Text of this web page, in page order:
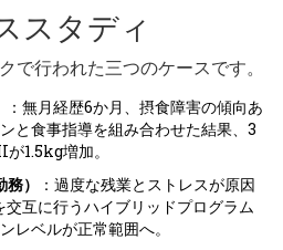
スタディ
で行われた三つのケースです。
：無月経歴6か月、摂食障害の傾向あ
と食事指導を組み合わせた結果、3
1.5kg増加。
）
：過度な残業とストレスが原因
互に行うハイブリッドプログラム
レベルが正常範囲へ。